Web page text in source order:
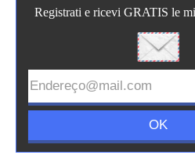
Registrati e ricevi GRATIS le